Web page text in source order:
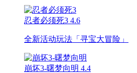
忍者必须死3 4.6
全新活动玩法「寻宝大冒险」
崩坏3-曙梦向明 4.4